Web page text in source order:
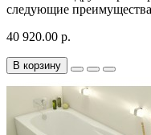
следующие
40 920.00 р.
В корзину